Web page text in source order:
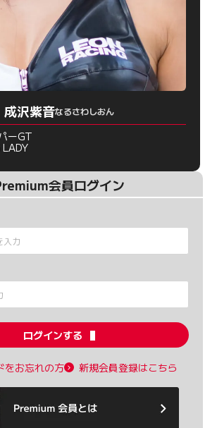
成沢紫音なるさわしおん
ーGT
会員ログイン
ログインする
をお忘れの方 新規会員登録はこちら